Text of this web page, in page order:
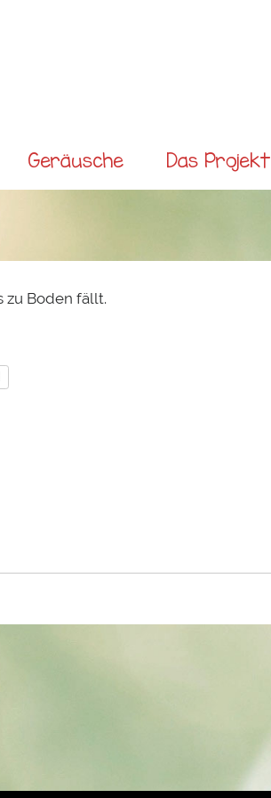
Main menu
Geräusche Das Projekt
zu Boden fällt.